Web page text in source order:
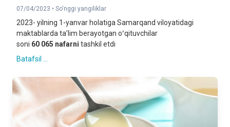
07/04/2023 • So‘nggi yangiliklar
2023- yilning 1-yanvar holatiga Samarqand viloyatidagi
maktablarda taʼlim berayotgan oʻqituvchilar
soni 60 065 nafarni tashkil etdi
Batafsil ...